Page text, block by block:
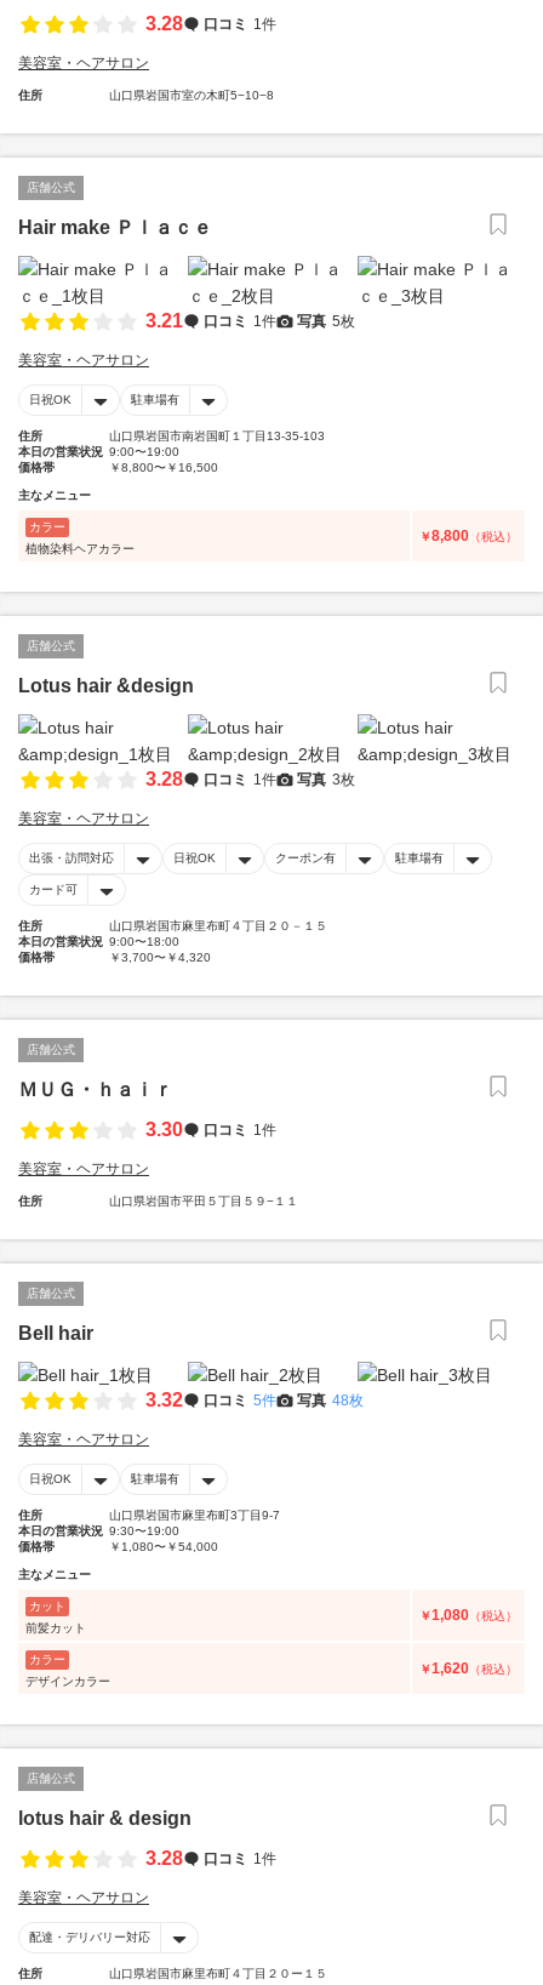
3.28 口コミ 1件
美容室・ヘアサロン
住所 山口県岩国市室の木町5−10−8
店舗公式
Hair make Ｐｌａｃｅ
3.21 口コミ 1件 写真 5枚
美容室・ヘアサロン
日祝OK 駐車場有
住所
山口県岩国市南岩国町１丁目13-35-103
本日の営業状況 9:00〜19:00
価格帯
￥8,800〜￥16,500
主なメニュー
カラー
植物染料ヘアカラー
￥8,800 （税込）
店舗公式
Lotus hair &design
3.28 口コミ 1件 写真 3枚
美容室・ヘアサロン
出張・訪問対応 日祝OK クーポン有 駐車場有
カード可
住所
山口県岩国市麻里布町４丁目２０－１５
本日の営業状況 9:00〜18:00
価格帯
￥3,700〜￥4,320
店舗公式
ＭＵＧ・ｈａｉｒ
3.30
口コミ 1件
美容室・ヘアサロン
住所 山口県岩国市平田５丁目５９−１１
店舗公式
Bell hair
3.32 口コミ 5件 写真 48枚
美容室・ヘアサロン
日祝OK 駐車場有
住所
山口県岩国市麻里布町3丁目9-7
本日の営業状況 9:30〜19:00
価格帯
￥1,080〜￥54,000
主なメニュー
カット
前髪カット
￥1,080 （税込）
カラー
デザインカラー
￥1,620 （税込）
店舗公式
lotus hair & design
3.28
口コミ 1件
美容室・ヘアサロン
配達・デリバリー対応
住所 山口県岩国市麻里布町４丁目２０ー１５